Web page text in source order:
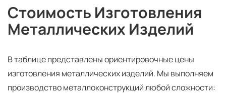
Стоимость Изготовления
Металлических Изделий
В таблице представлены ориентировочные цены
изготовления металлических изделий. Мы выполняем
производство металлоконструкций любой сложности: